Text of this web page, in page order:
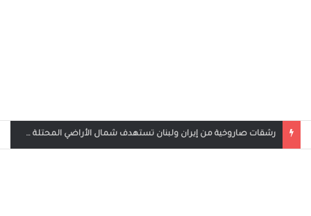
بث مباشر مباراة الأردن والإمارات في كأس العرب 2025